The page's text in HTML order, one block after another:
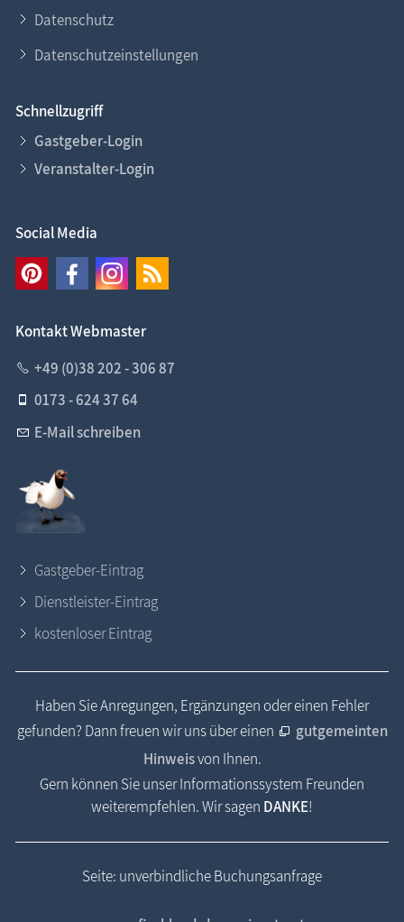
Datenschutz
Datenschutzeinstellungen
Schnellzugriff
Gastgeber-Login
Veranstalter-Login
Social Media
Kontakt Webmaster
+49 (0)38 202 - 306 87
0173 - 624 37 64
E-Mail schreiben
Gastgeber-Eintrag
Dienstleister-Eintrag
kostenloser Eintrag
Haben Sie Anregungen, Ergänzungen oder einen Fehler
gefunden? Dann freuen wir uns über einen
gutgemeinten
Hinweisvon Ihnen.
Gern können Sie unser Informationssystem Freunden
weiterempfehlen. Wir sagen DANKE!
Seite: unverbindliche Buchungsanfrage